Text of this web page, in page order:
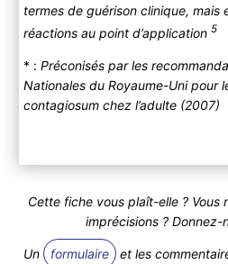
termes de guérison clinique,
réactions au point d’application 5
* : Préconisés par les
Nationales du Royaume-Uni pour
contagiosum chez l’adulte (2007)
Cette fiche vous plaît-elle ? Vous
imprécisions ? Donnez-
Un formulaire
et les